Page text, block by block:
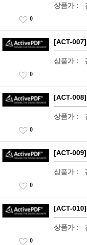
상품가 :
0
[ACT-
상품가 :
0
[ACT-
상품가 :
0
[ACT-
상품가 :
0
[ACT-
상품가 :
0